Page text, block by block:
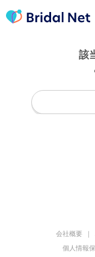
該
会社概要
個人情報